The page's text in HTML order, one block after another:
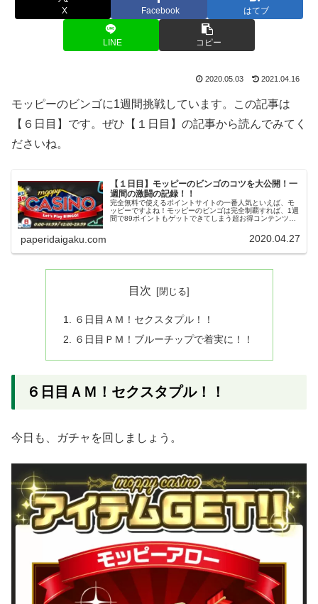
X Facebook はてブ
LINE コピー
2020.05.03 2021.04.16
モッピーのビンゴに1週間挑戦しています。この記事は
【６日目】です。ぜひ【１日目】の記事から読んでみてく
ださいね。
【１日目】モッピーのビンゴのコツを大公開！一
週間の激闘の記録！！
完全無料で使えるポイントサイトの一番人気といえば、モ
ッピーですよね！モッピーのビンゴは完全制覇すれば、1週
間で89ポイントもゲットできてしまう超お得コンテンツで
paperidaigaku.com 2020.04.27
目次
６日目ＡＭ！セクスタプル！！
６日目ＰＭ！ブルーチップで着実に！！
６日目ＡＭ！セクスタプル！！
今日も、ガチャを回しましょう。